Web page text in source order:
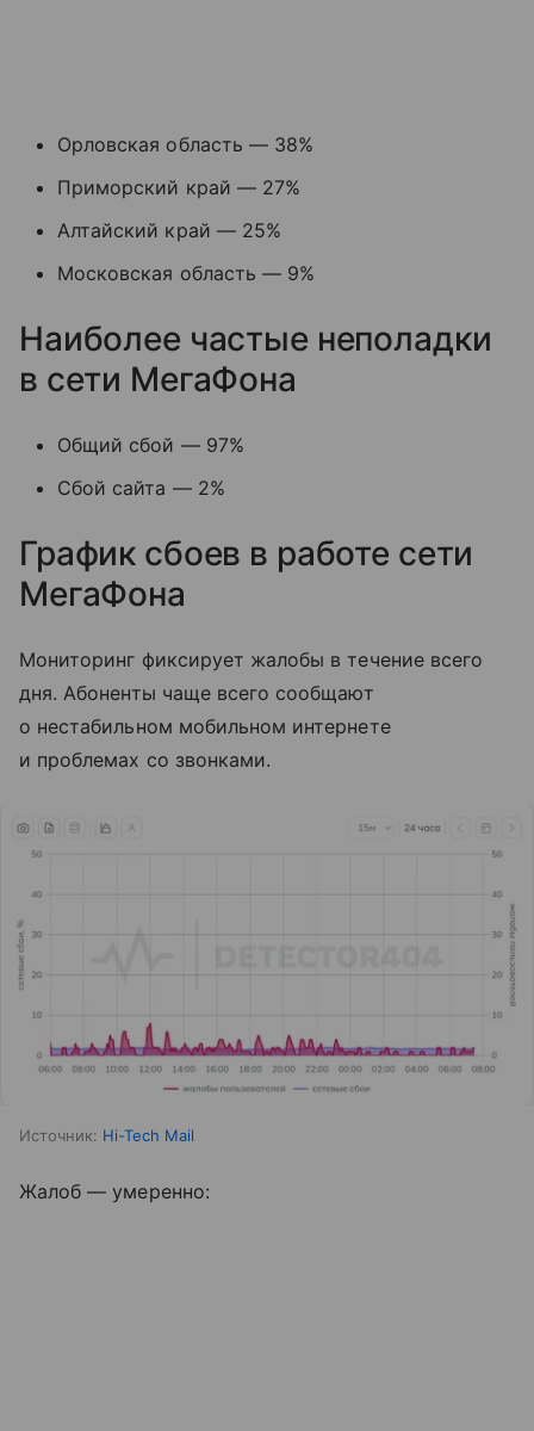
Орловская область — 38%
Приморский край — 27%
Алтайский край — 25%
Московская область — 9%
Наиболее частые неполадки
в сети МегаФона
Общий сбой — 97%
Сбой сайта — 2%
График сбоев в работе сети
МегаФона
Мониторинг фиксирует жалобы в течение всего
дня. Абоненты чаще всего сообщают
о нестабильном мобильном интернете
и проблемах со звонками.
Источник: Hi-Tech Mail
Жалоб — умеренно: